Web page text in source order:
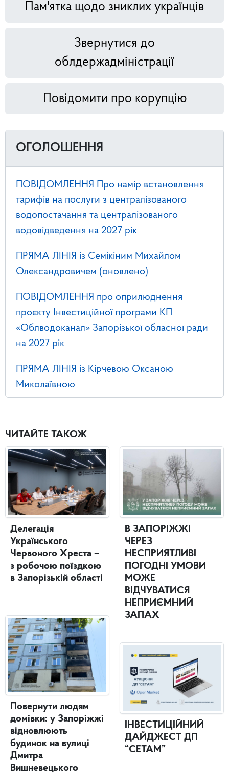
Пам'ятка щодо зниклих українців
Звернутися до
облдержадміністрації
Повідомити про корупцію
ОГОЛОШЕННЯ
ПОВІДОМЛЕННЯ Про намір встановлення
тарифів на послуги з централізованого
водопостачання та централізованого
водовідведення на 2027 рік
ПРЯМА ЛІНІЯ із Семікіним Михайлом
Олександровичем (оновлено)
ПОВІДОМЛЕННЯ про оприлюднення
проєкту Інвестиційної програми КП
«Облводоканал» Запорізької обласної ради
на 2027 рік
ПРЯМА ЛІНІЯ із Кірчевою Оксаною
Миколаївною
ЧИТАЙТЕ ТАКОЖ
Делегація
Українського
Червоного Хреста –
з робочою поїздкою
в Запорізькій області
Повернути людям
домівки: у Запоріжжі
відновлюють
будинок на вулиці
Дмитра
Вишневецького
В ЗАПОРІЖЖІ
ЧЕРЕЗ
НЕСПРИЯТЛИВІ
ПОГОДНІ УМОВИ
МОЖЕ
ВІДЧУВАТИСЯ
НЕПРИЄМНИЙ
ЗАПАХ
ІНВЕСТИЦІЙНИЙ
ДАЙДЖЕСТ ДП
“СЕТАМ”